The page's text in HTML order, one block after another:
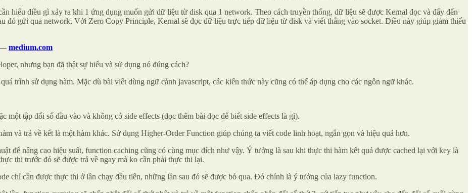
hiểu điều gì xảy ra khi 1 ứng dụng muốn gửi dữ liệu từ disk qua 1 network. Theo cách truyền thống, dữ liệu sẽ được Kernal đọc và đẩy đến
đó gửi qua network. Với Zero Copy Principle, Kernal sẽ đọc dữ liệu trực tiếp dữ liệu từ disk và viết thẳng vào socket. Điều này giúp giảm thiểu
medium.com
nhưng bạn đã thật sự hiểu và sử dụng nó đúng cách?
trình sử dụng hàm. Mặc dù bài viết dùng ngữ cảnh javascript, các kiến thức này cũng có thể áp dụng cho các ngôn ngữ khác.
một tập đối số đầu vào và không có side effects (đọc thêm bài đọc để biết side effects là gì).
và trả về kết là một hàm khác. Sử dụng Higher-Order Function giúp chúng ta viết code linh hoạt, ngắn gọn và hiệu quả hơn.
để nâng cao hiệu suất, function caching cũng có cùng mục đích như vậy. Ý tưởng là sau khi thực thi hàm kết quả được cached lại với key là
thi trước đó sẽ được trả về ngay mà ko cần phải thực thi lại.
chỉ cần được thực thi ở lần chạy đầu tiên, những lần sau đó sẽ được bỏ qua. Đó chính là ý tưởng của lazy function.